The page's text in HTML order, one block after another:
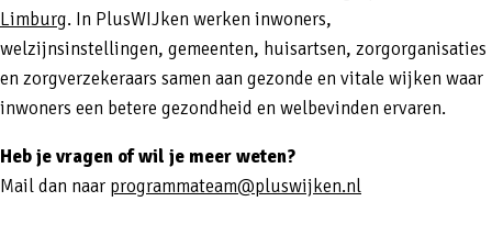
Limburg. In PlusWIJken werken inwoners,
welzijnsinstellingen, gemeenten, huisartsen, zorgorganisaties
en zorgverzekeraars samen aan gezonde en vitale wijken waar
inwoners een betere gezondheid en welbevinden ervaren.
Heb je vragen of wil je meer weten?
Mail dan naar programmateam@pluswijken.nl